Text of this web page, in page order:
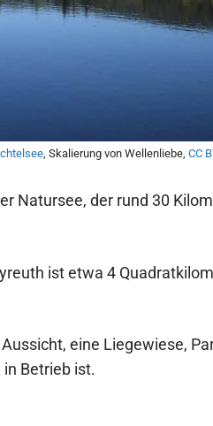
, Skalierung von Wellenliebe, CC
Natursee, der rund 30
ist etwa 4
eine Liegewiese,
Betrieb ist.